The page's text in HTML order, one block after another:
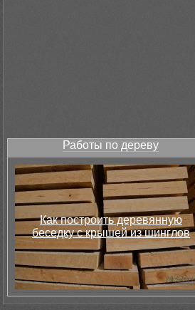
Работы по дереву
Как построить деревянную
беседку с крышей из шинглов